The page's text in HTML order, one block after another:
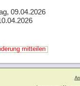
09.04.2026
mitteilen